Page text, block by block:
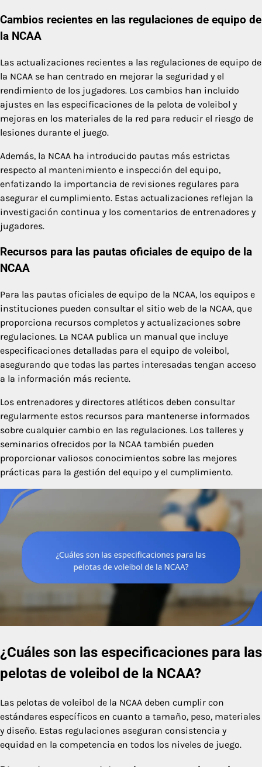
Cambios recientes en las regulaciones de equipo de
la NCAA
Las actualizaciones recientes a las regulaciones de equipo de
la NCAA se han centrado en mejorar la seguridad y el
rendimiento de los jugadores. Los cambios han incluido
ajustes en las especificaciones de la pelota de voleibol y
mejoras en los materiales de la red para reducir el riesgo de
lesiones durante el juego.
Además, la NCAA ha introducido pautas más estrictas
respecto al mantenimiento e inspección del equipo,
enfatizando la importancia de revisiones regulares para
asegurar el cumplimiento. Estas actualizaciones reflejan la
investigación continua y los comentarios de entrenadores y
jugadores.
Recursos para las pautas oficiales de equipo de la
NCAA
Para las pautas oficiales de equipo de la NCAA, los equipos e
instituciones pueden consultar el sitio web de la NCAA, que
proporciona recursos completos y actualizaciones sobre
regulaciones. La NCAA publica un manual que incluye
especificaciones detalladas para el equipo de voleibol,
asegurando que todas las partes interesadas tengan acceso
a la información más reciente.
Los entrenadores y directores atléticos deben consultar
regularmente estos recursos para mantenerse informados
sobre cualquier cambio en las regulaciones. Los talleres y
seminarios ofrecidos por la NCAA también pueden
proporcionar valiosos conocimientos sobre las mejores
prácticas para la gestión del equipo y el cumplimiento.
¿Cuáles son las especificaciones para las
pelotas de voleibol de la NCAA?
Las pelotas de voleibol de la NCAA deben cumplir con
estándares específicos en cuanto a tamaño, peso, materiales
y diseño. Estas regulaciones aseguran consistencia y
equidad en la competencia en todos los niveles de juego.